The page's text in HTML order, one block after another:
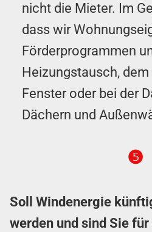
nicht die Mieter. Im
dass wir
Förder­pro­grammen
Heizungstausch,
Fenster oder bei der
Dächern und
❺
Soll Windenergie
werden und sind Sie